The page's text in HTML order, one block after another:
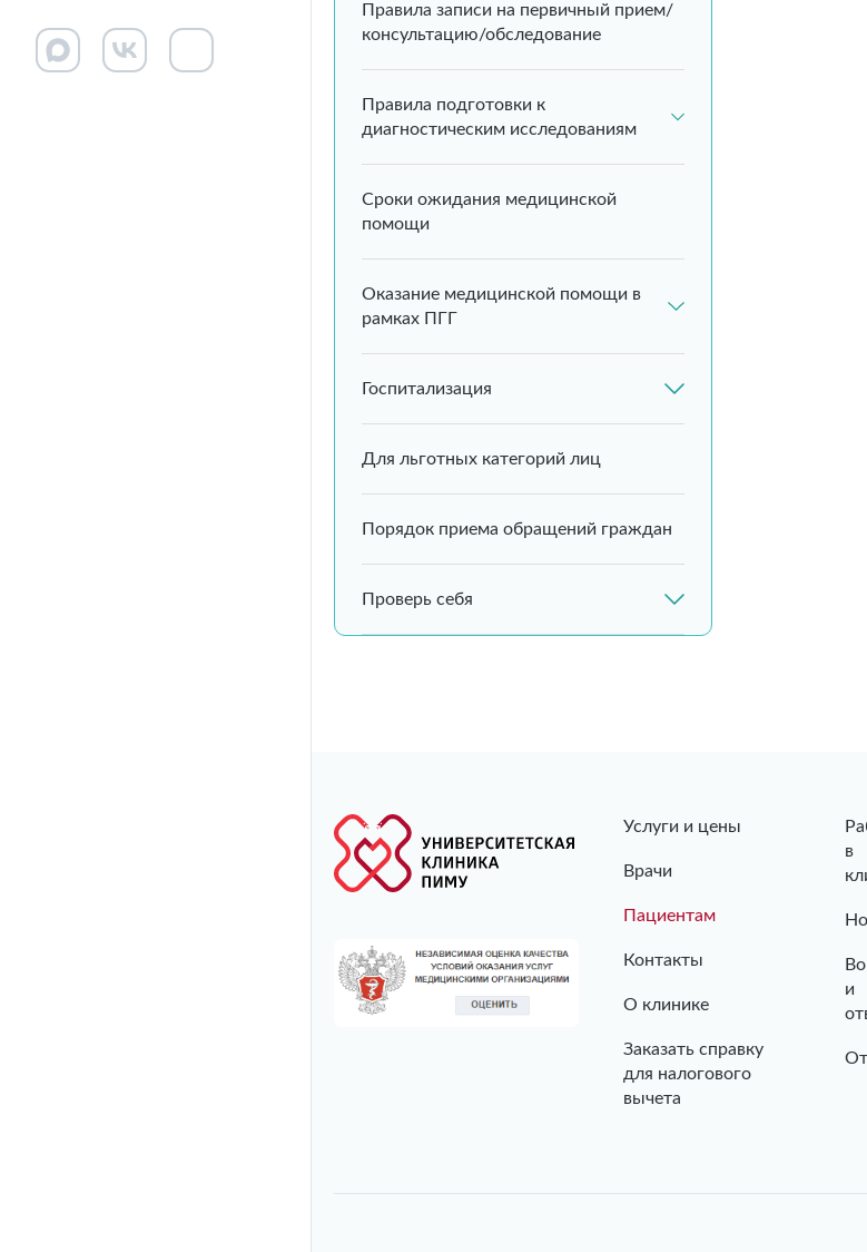
Правила записи на первичный прием/
консультацию/обследование
Правила подготовки к
диагностическим исследованиям
Сроки ожидания медицинской
помощи
Оказание медицинской помощи в
рамках ПГГ
Госпитализация
Для льготных категорий лиц
Порядок приема обращений граждан
Проверь себя
Услуги и цены
Врачи
Пациентам
Контакты
О клинике
Заказать справку
для налогового
вычета
в
и